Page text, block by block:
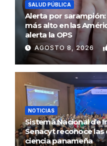
SALUD PÚBLICA
Alerta por
más alto en las
alerta la OPS
AGOSTO 8, 2026
NOTICIAS
Sistema Nacional de
Senacyt reconoce
ciencia panameña